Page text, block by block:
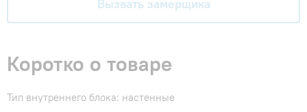
Вызвать замерщика
Коротко о товаре
Тип внутреннего блока: настенные